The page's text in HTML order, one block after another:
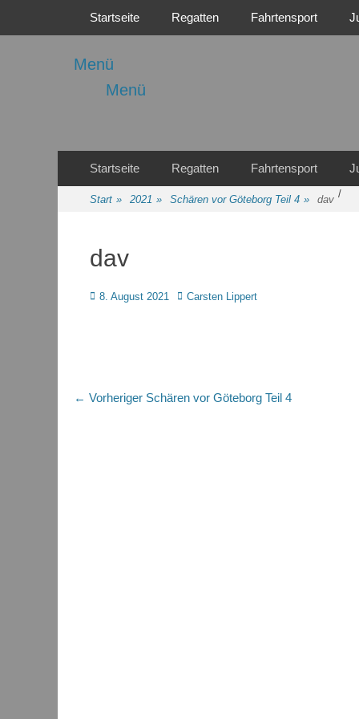
Menü
Regattasport und Wasserwandern - Freizeit mit der
Menü
Primäres Menü
Startseite Regatten Fahrtensport
Sekundäres Menü
springen
Startseite Regatten Fahrtensport
Start » 2021 » /
Schären vor Göteborg Teil 4 » dav
dav
Posted
8. August 2021 Autor
Carsten Lippert
Beitragsnavigation
← Vorheriger Vorheriger
Schären vor Göteborg Teil 4